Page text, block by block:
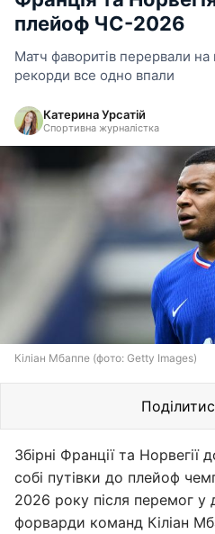
плейоф ЧС-2026
Матч фаворитів перервали на
рекорди все одно впали
Катерина Урсатій
Спортивна журналістка
Кіліан Мбаппе (фото: Getty Images)
Збірні Франції та
собі путівки до плейоф
2026 року після перемог у
форварди команд Кіліан